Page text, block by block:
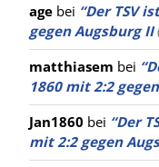
age bei “Der TSV
gegen Augsburg II
matthiasem bei
1860 mit 2:2
Jan1860 bei “Der
mit 2:2 gegen